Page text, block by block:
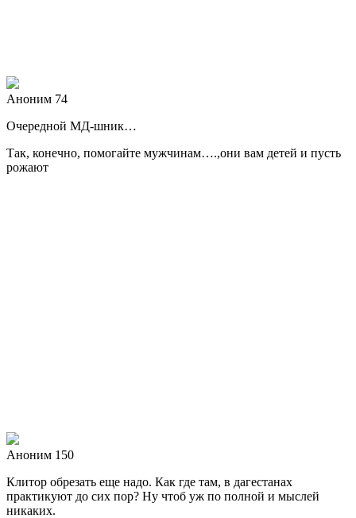
Аноним 74
Очередной МД-шник…
Так, конечно, помогайте мужчинам….,они вам детей и пусть
рожают
Аноним 150
Клитор обрезать еще надо. Как где там, в дагестанах
практикуют до сих пор? Ну чтоб уж по полной и мыслей
никаких.